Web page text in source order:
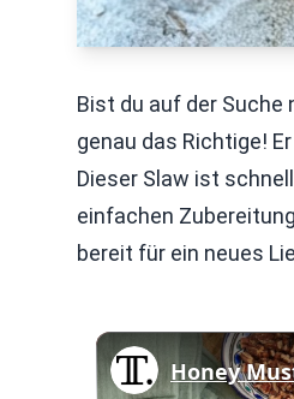
Bist du auf der Suche
genau das Richtige!
Dieser Slaw ist
einfachen
bereit für ein neues
Honey